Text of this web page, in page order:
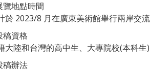
覽地點時間
於 2023/8 月在廣東美術館舉行兩岸交
稿資格
大陸和台灣的高中生、大專院校(本科生
稿辦法